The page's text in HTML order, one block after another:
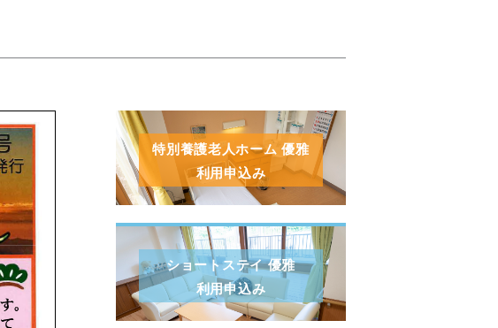
特別養護老人ホーム 優雅
利用申込み
ショートステイ 優雅
利用申込み